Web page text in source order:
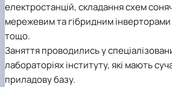
електростанцій, складання схем
мережевим та гібридним
тощо.
Заняття проводились у
лабораторіях інституту, які мають
приладову базу.